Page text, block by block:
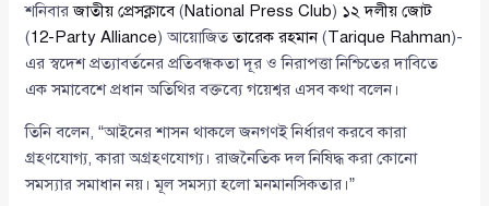
শনিবারজাতীয় প্রেসক্লাবে(National Press Club) ১২ দলীয় জোট
(12-Party Alliance) আয়োজিততারেক রহমান(Tarique Rahman)-
এর স্বদেশ প্রত্যাবর্তনের প্রতিবন্ধকতা দূর ও নিরাপত্তা নিশ্চিতের দাবিতে
এক সমাবেশে প্রধান অতিথির বক্তব্যে গয়েশ্বর এসব কথা বলেন।
তিনি বলেন, “আইনের শাসন থাকলে জনগণই নির্ধারণ করবে কারা
গ্রহণযোগ্য, কারা অগ্রহণযোগ্য। রাজনৈতিক দল নিষিদ্ধ করা কোনো
সমস্যার সমাধান নয়। মূল সমস্যা হলো মনমানসিকতার।”